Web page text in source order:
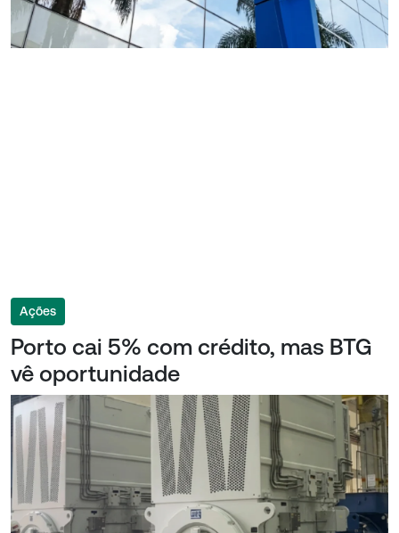
Ações
Porto cai 5% com crédito, mas BTG
vê oportunidade